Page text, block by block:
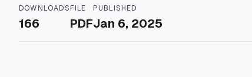
DOWNLOADS
166
FILE
PDF
PUBLISHED
Jan 6, 2025